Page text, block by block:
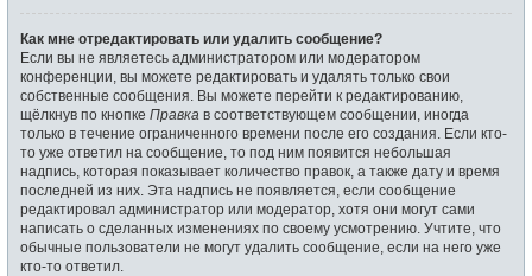
Как мне отредактировать или удалить сообщение?
Если вы не являетесь администратором или модератором
конференции, вы можете редактировать и удалять только свои
собственные сообщения. Вы можете перейти к редактированию,
щёлкнув по кнопке Правка в соответствующем сообщении, иногда
только в течение ограниченного времени после его создания. Если кто-
то уже ответил на сообщение, то под ним появится небольшая
надпись, которая показывает количество правок, а также дату и время
последней из них. Эта надпись не появляется, если сообщение
редактировал администратор или модератор, хотя они могут сами
написать о сделанных изменениях по своему усмотрению. Учтите, что
обычные пользователи не могут удалить сообщение, если на него уже
кто-то ответил.